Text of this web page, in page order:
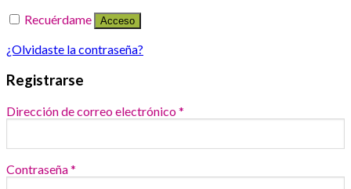
Recuérdame Acceso
¿Olvidaste la contraseña?
Registrarse
Dirección de correo electrónico*
Contraseña*